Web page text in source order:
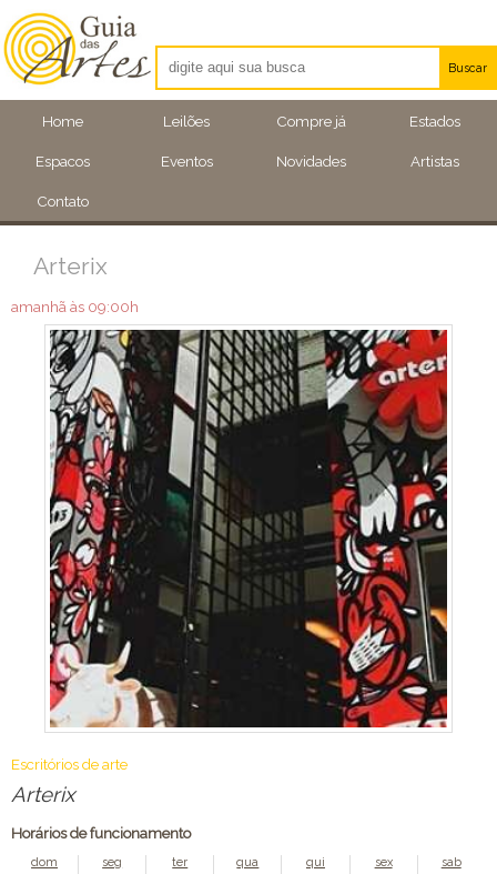
Home Leilões Compre já Estados
Espacos Eventos Novidades Artistas
Contato
Buscar
Artistas
Eventos
Arterix
amanhã às 09:00h
Escritórios de arte
Arterix
Horários de funcionamento
dom
seg
ter
qua
qui
sex
sab